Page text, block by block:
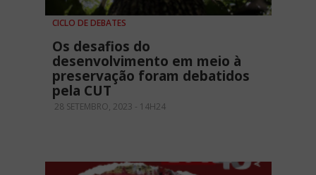
CICLO DE DEBATES
Os desafios do
desenvolvimento em meio à
preservação foram debatidos
pela CUT
28 SETEMBRO, 2023 - 14H24